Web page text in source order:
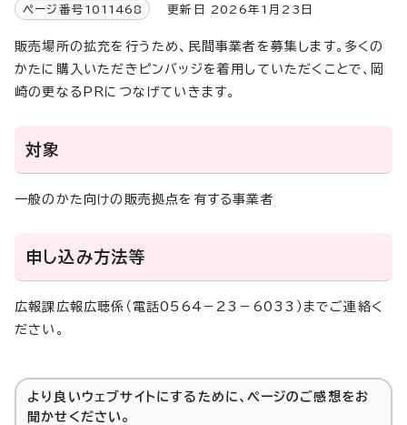
ページ番号 1011468 更新日 2026年1月23日
販売場所の拡充を行うため、民間事業者を募集します。多くの
かたに購入いただきピンバッジを着用していただくことで、岡
崎の更なるPRにつなげていきます。
対象
一般のかた向けの販売拠点を有する事業者
申し込み方法等
広報課広報広聴係（電話0564－23－6033）までご連絡く
ださい。
より良いウェブサイトにするために、ページのご感想をお
聞かせください。